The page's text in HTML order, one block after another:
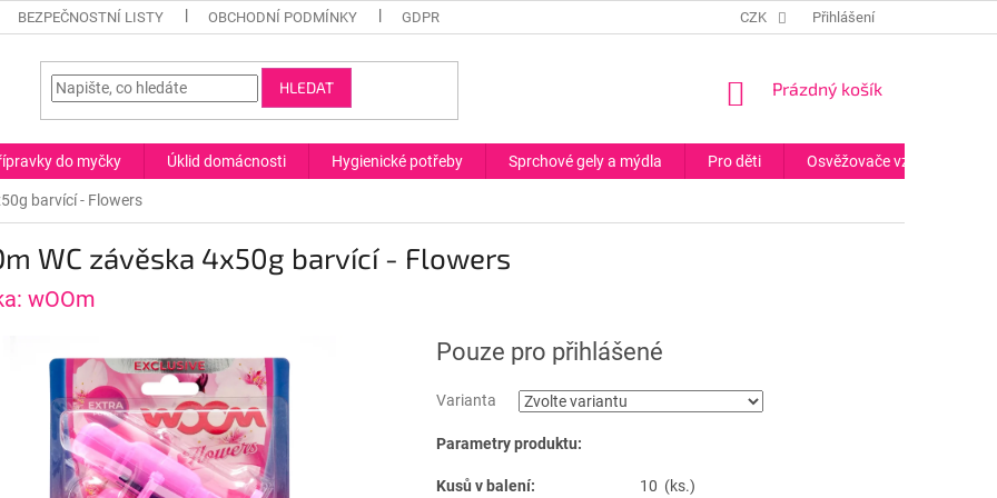
BEZPEČNOSTNÍ LISTY OBCHODNÍ PODMÍNKY GDPR CZK Přihlášení
HLEDAT
NÁKUPNÍ
Prázdný košík
do myčky Úklid domácnosti Hygienické potřeby Sprchové gely a mýdla Pro děti Osvěžovače vzduchu
barvící - Flowers
WC závěska 4x50g barvící - Flowers
wOOm
Pouze pro přihlášené
Varianta
Parametry produktu:
Kusů v balení:
10 (ks.)